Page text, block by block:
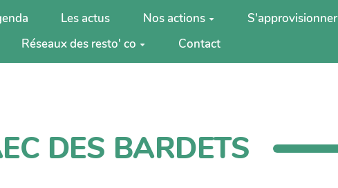
Les actus Nos actions S'approvisionner
Réseaux des resto' co
Contact
DES BARDETS